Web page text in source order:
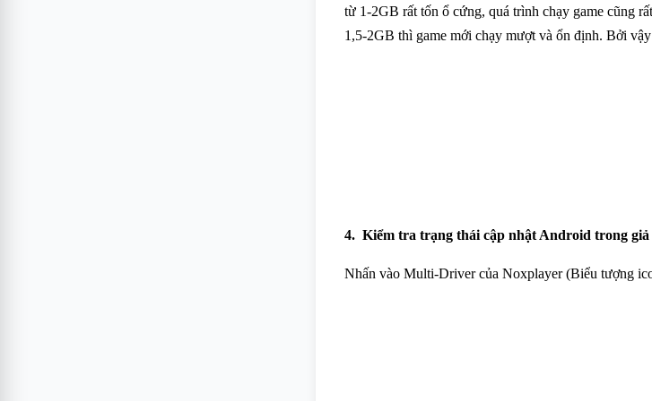
từ 1-2GB rất tốn ổ cứng, quá trình chạy game cũng
1,5-2GB thì game mới chạy mượt và ổn định. Bởi
4. Kiểm tra trạng thái cập nhật Android trong giả
Nhấn vào Multi-Driver của Noxplayer (Biểu tượng